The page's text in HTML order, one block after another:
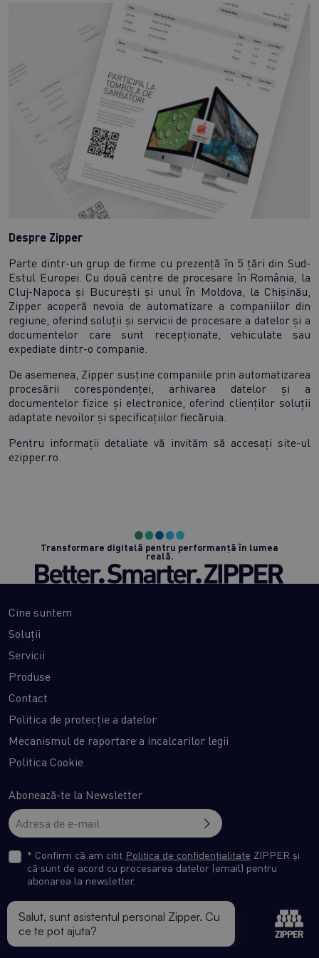
Despre Zipper
Parte dintr-un grup de firme cu prezență în 5 țări din Sud-
Estul Europei. Cu două centre de procesare în România, la
Cluj-Napoca și București și unul în Moldova, la Chișinău,
Zipper acoperă nevoia de automatizare a companiilor din
regiune, oferind soluții și servicii de procesare a datelor și a
documentelor care sunt recepționate, vehiculate sau
expediate dintr-o companie.
De asemenea, Zipper susține companiile prin automatizarea
procesării corespondenței, arhivarea datelor și a
documentelor fizice și electronice, oferind clienților soluții
adaptate nevoilor și specificațiilor fiecăruia.
Pentru informații detaliate vă invităm să accesați site-ul
ezipper.ro.
Transformare digitală pentru performanță în lumea
reală.
Cine suntem
Soluții
Servicii
Produse
Contact
Politica de protecție a datelor
Mecanismul de raportare a incalcarilor legii
Politica Cookie
Abonează-te la Newsletter
* Confirm că am citit Politica de confidențialitate ZIPPER și
că sunt de acord cu procesarea datelor (email) pentru
abonarea la newsletter.
© Zipper Romania. All rights reserved.